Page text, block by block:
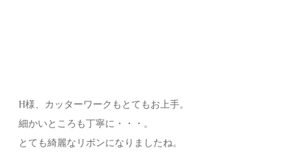
H様、カッターワークもとてもお上手。
細かいところも丁寧に・・・。
とても綺麗なリボンになりましたね。